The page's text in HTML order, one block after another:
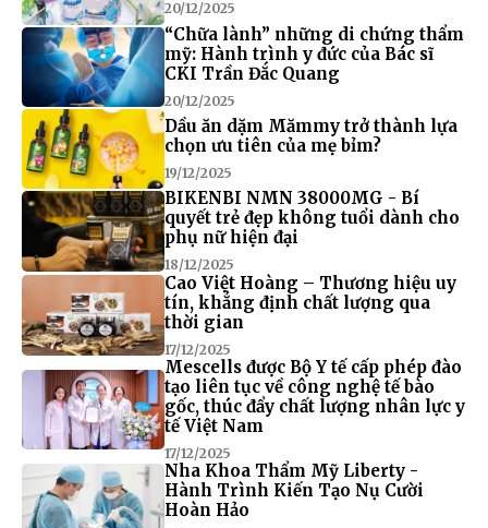
20/12/2025
“Chữa lành” những di chứng thẩm
mỹ: Hành trình y đức của Bác sĩ
CKI Trần Đắc Quang
20/12/2025
Dầu ăn dặm Mămmy trở thành lựa
chọn ưu tiên của mẹ bỉm?
19/12/2025
BIKENBI NMN 38000MG - Bí
quyết trẻ đẹp không tuổi dành cho
phụ nữ hiện đại
18/12/2025
Cao Việt Hoàng – Thương hiệu uy
tín, khẳng định chất lượng qua
thời gian
17/12/2025
Mescells được Bộ Y tế cấp phép đào
tạo liên tục về công nghệ tế bào
gốc, thúc đẩy chất lượng nhân lực y
tế Việt Nam
17/12/2025
Nha Khoa Thẩm Mỹ Liberty -
Hành Trình Kiến Tạo Nụ Cười
Hoàn Hảo